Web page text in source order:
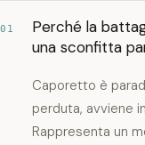
01
Perché la
una sconfitta
Caporetto è
perduta, avviene
Rappresenta un